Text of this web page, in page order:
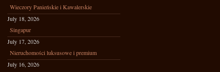
Wieczory Panieńskie i Kawalerskie
July 18, 2026
Singapur
July 17, 2026
Nieruchomości luksusowe i premium
July 16, 2026